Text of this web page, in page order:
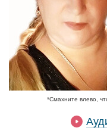
*Смахните влево,